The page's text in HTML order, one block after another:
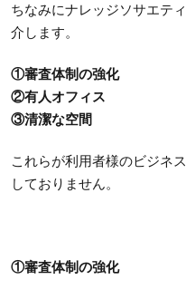
ちなみにナレッジソサエテ
介します。
①審査体制の強化
②有人オフィス
③清潔な空間
これらが利用者様のビジネ
しておりません。
①審査体制の強化